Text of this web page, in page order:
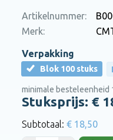
Artikelnummer:
Merk:
Verpakking
Blok 100 stuks
minimale besteleenheid
Stuksprijs: €
€ 18,50